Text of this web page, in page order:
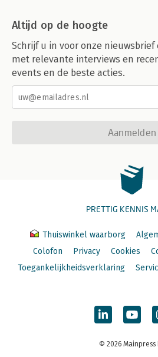
Altijd op de hoogte
Schrijf u in voor onze
met relevante interviews en
events en de beste acties.
Aanmelden
PRETTIG KENNIS
Thuiswinkel waarborg
Colofon
Privacy Cookies
Toegankelijkheidsverklaring
© 2026 Mainpress